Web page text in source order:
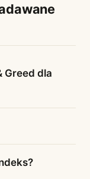
Greed dla